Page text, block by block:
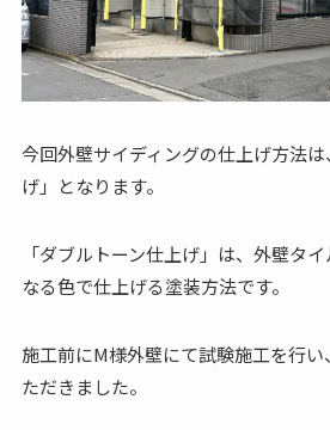
今回外壁サイディングの仕上げ方法
げ」となります。
「ダブルトーン仕上げ」は、外壁タ
なる色で仕上げる塗装方法です。
施工前にM様外壁にて試験施工を行
ただきました。